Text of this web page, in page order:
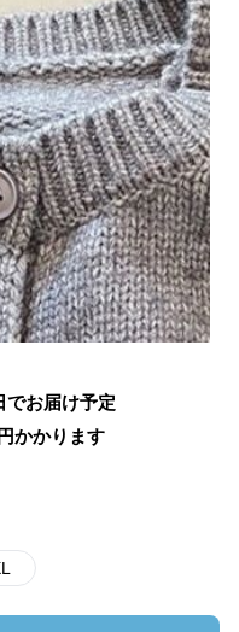
でお届け予定
円かかります